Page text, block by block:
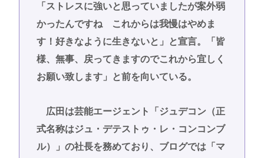
「ストレスに強いと思っていましたが案外弱
かったんですね これからは我慢はやめま
す！好きなように生きないと」と宣言。「皆
様、無事、戻ってきますのでこれから宜しく
お願い致します」と前を向いている。
広田は芸能エージェント「ジュデコン（正
式名称はジュ・デテストゥ・レ・コンコンブ
ル）」の社長を務めており、ブログでは「マ